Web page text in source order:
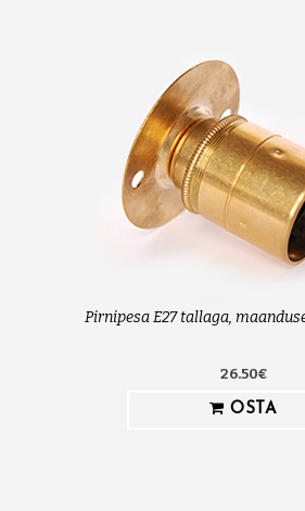
Pirnipesa E27 tallaga,
26.50€
OSTA